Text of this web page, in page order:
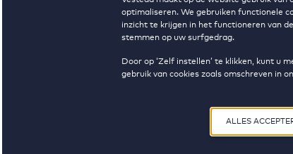
optimaliseren. We gebruiken functionele
inzicht te krijgen in het functioneren van
stemmen op uw surfgedrag.
Door op ‘Zelf instellen’ te klikken, kunt u
gebruik van cookies zoals omschreven in
ALLES